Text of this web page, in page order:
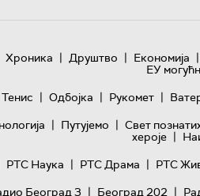
Хроника | Друштво | Економија |
ЕУ
Тенис | Одбојка | Рукомет |
| Путујемо | Свет
хероје |
РТС Наука | РТС Драма | РТС
Београд 3 | Београд 202 |